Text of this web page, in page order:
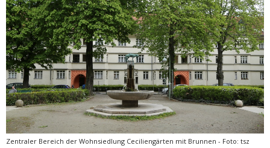
Zentraler Bereich der Wohnsiedlung Ceciliengärten mit Brunnen - Foto: tsz